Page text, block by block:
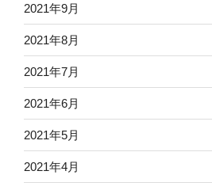
2021年9月
2021年8月
2021年7月
2021年6月
2021年5月
2021年4月